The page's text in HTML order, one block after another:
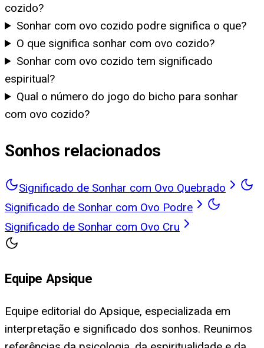
cozido?
Sonhar com ovo cozido podre significa o que?
O que significa sonhar com ovo cozido?
Sonhar com ovo cozido tem significado
espiritual?
Qual o número do jogo do bicho para sonhar
com ovo cozido?
Sonhos relacionados
Significado de Sonhar com Ovo Quebrado
Significado de Sonhar com Ovo Podre
Significado de Sonhar com Ovo Cru
Equipe Apsique
Equipe editorial do Apsique, especializada em
interpretação e significado dos sonhos. Reunimos